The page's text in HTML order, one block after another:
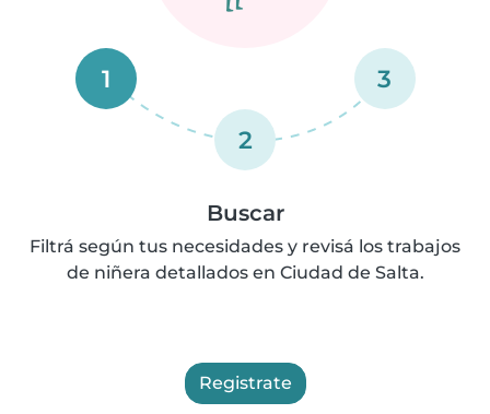
1
2
3
Buscar
Filtrá según tus necesidades y revisá los trabajos
de niñera detallados en Ciudad de Salta.
Registrate